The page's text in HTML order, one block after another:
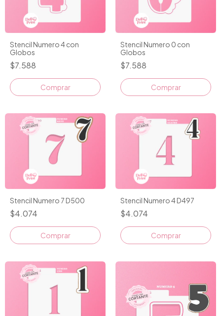
Stencil Numero 4 con
Globos
$7.588
Comprar
Stencil Numero 0 con
Globos
$7.588
Comprar
Stencil Numero 7 D500
$4.074
Comprar
Stencil Numero 4 D497
$4.074
Comprar